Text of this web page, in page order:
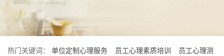
热门关键词： 单位定制心理服务 员工心理素质培训
员工心理测